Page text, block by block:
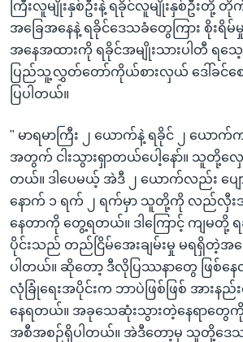
ကြီးလူမျိုးနှစ်ဦးနဲ့ ရခိုင်လူမျိုးနှစ်ဦးတို့
အခြေအနေနဲ့ ရခိုင်ဒေသခံတွေကြား စိုးရိမ်
အနေအထားကို ရခိုင်အမျိုးသားပါတီ ရသ
ပြည်သူ့လွှတ်တော်ကိုယ်စားလှယ် ဒေါ်ခင်စ
ပြပါတယ်။
" မာရမာကြီး ၂ ယောက်နဲ့ ရခိုင် ၂ ယောက်
အတွက် ငါးသွားရှာတယ်ပေါ့နော်။ သူတို့လှ
တယ်။ ဒါပေမယ့် အဲဒီ ၂ ယောက်လည်း ပျ
နောက် ၁ ရက် ၂ ရက်မှာ သူတို့ကို လည်လှီး
နေတာကို တွေ့ရတယ်။ ဒါကြောင့် ကျမတို့ ရ
ပိုင်းသည် တည်ငြိမ်အေးချမ်းမှု မရရှိတဲ့အခ
ပါတယ်။ ဆိုတော့ ဒီလိုပြဿနာတွေ ဖြစ်န
လုံခြုံရေးအပိုင်းက ဘာပဲဖြစ်ဖြစ် အားန
နေရတယ်။ အခုသေဆုံးသွားတဲ့နေရာတွေ
အစီအစဉ်ရှိပါတယ်။ အဲဒီတော့မှ သူတို့ဒ